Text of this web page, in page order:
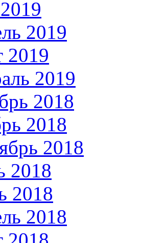
2019
2019
2019
2018
2018
2018
2018
2018
2018